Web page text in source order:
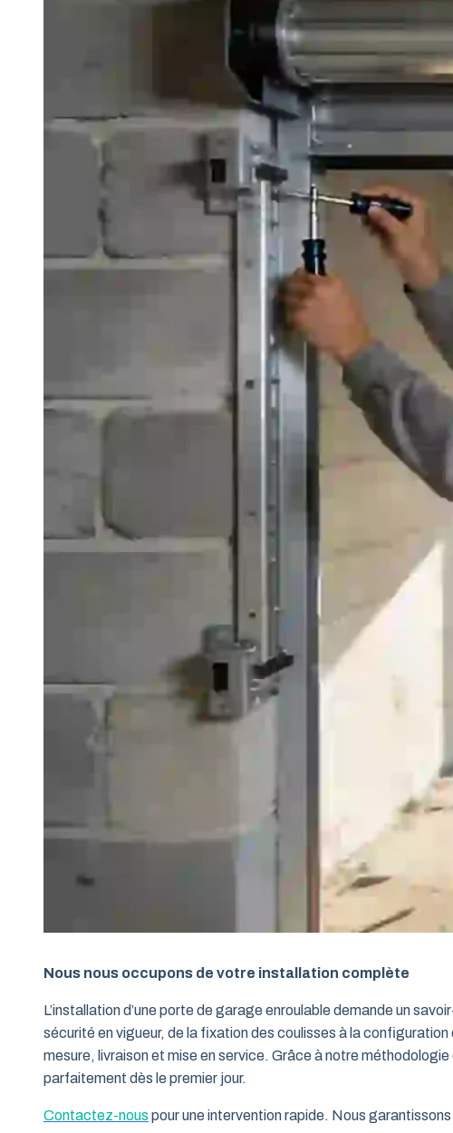
Nous nous occupons de votre installation complète
L’installation d’une porte de garage enroulable demande un
sécurité en vigueur, de la fixation des coulisses à la
mesure, livraison et mise en service. Grâce à notre
parfaitement dès le premier jour.
Contactez-nous pour une intervention rapide. Nous